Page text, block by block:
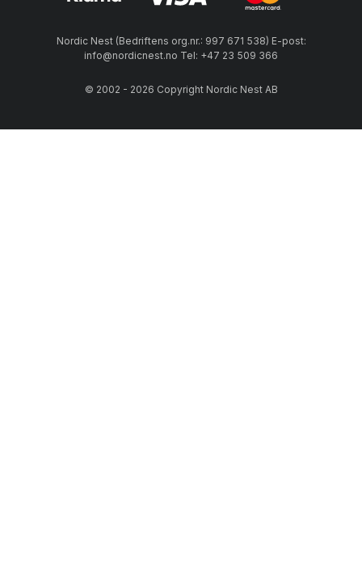
Nordic Nest (Bedriftens org.nr.: 997 671 538) E-post:
info@nordicnest.no Tel: +47 23 509 366
© 2002 - 2026 Copyright Nordic Nest AB